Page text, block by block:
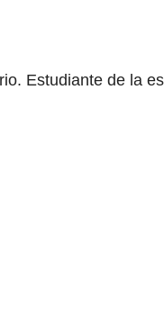
Estudiante de la